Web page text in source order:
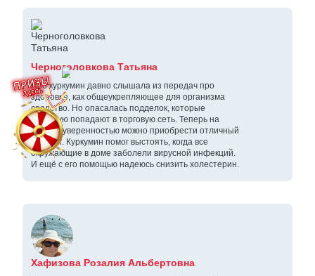
Черноголовкова Татьяна
Про куркумин давно слышала из передач про
здоровье, как общеукрепляющее для организма
средство. Но опасалась подделок, которые
зачастую попадают в торговую сеть. Теперь на
сайте с уверенностью можно приобрести отличный
продукт. Куркумин помог выстоять, когда все
окружающие в доме заболели вирусной инфекций.
И ещё с его помощью надеюсь снизить холестерин.
Хафизова Розалия Альбертовна